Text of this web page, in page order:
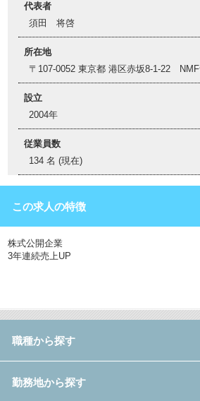
代表者
須田 将啓
所在地
〒107-0052 東京都 港区赤坂8-1-22
設立
2004年
従業員数
134 名 (現在)
この求人の特徴
株式公開企業
3年連続売上UP
職種から探す
勤務地から探す